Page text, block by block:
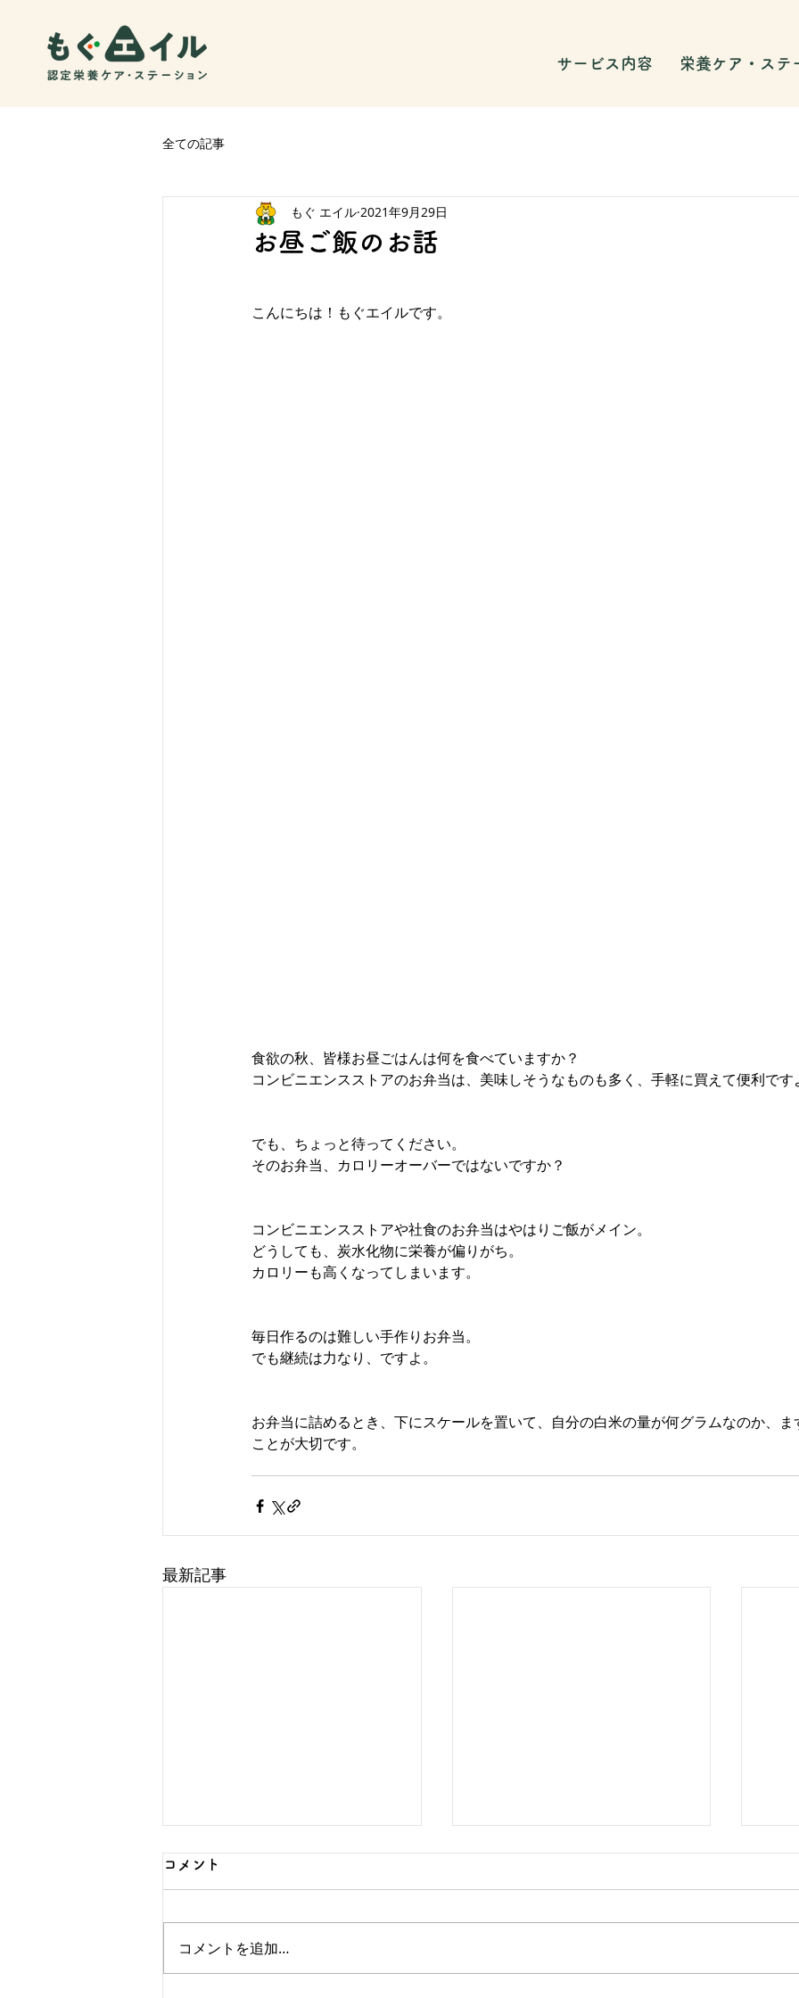
サービス内容 栄養ケア・ステ
全ての記事
お昼ご飯のお話
もぐ エイル 2021年9月29日
こんにちは！もぐエイルです。
食欲の秋、皆様お昼ごはんは何を食べていますか？
コンビニエンスストアのお弁当は、美味しそうなものも多く、手軽に買えて便利です
でも、ちょっと待ってください。
そのお弁当、カロリーオーバーではないですか？
コンビニエンスストアや社食のお弁当はやはりご飯がメイン。
どうしても、炭水化物に栄養が偏りがち。
カロリーも高くなってしまいます。
毎日作るのは難しい手作りお弁当。
でも継続は力なり、ですよ。
お弁当に詰めるとき、下にスケールを置いて、自分の白米の量が何グラムなのか、
ことが大切です。
最新記事
コメント
コメントを追加…